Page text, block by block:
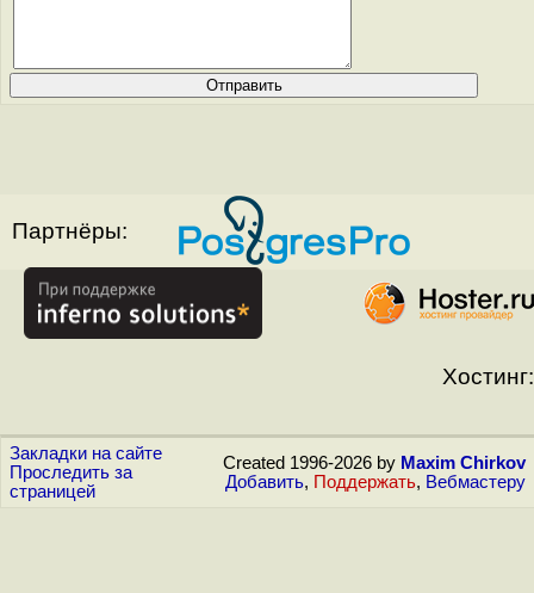
Партнёры:
Хостинг:
Закладки на сайте
Проследить за
страницей
Created 1996-2026 by Maxim Chirkov
Добавить, Поддержать, Вебмастеру